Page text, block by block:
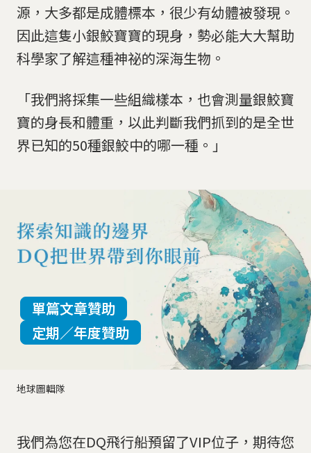
源，大多都是成體標本，很少有幼體被發現。
因此這隻小銀鮫寶寶的現身，勢必能大大幫助
科學家了解這種神祕的深海生物。
「我們將採集一些組織樣本，也會測量銀鮫寶
寶的身長和體重，以此判斷我們抓到的是全世
界已知的50種銀鮫中的哪一種。」
地球圖輯隊
單篇文章贊助
定期／年度贊助
我們為您在DQ飛行船預留了VIP位子，期待您